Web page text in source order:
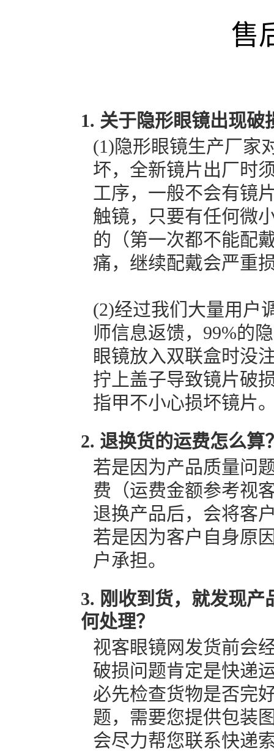
售
关于隐形眼镜出现破
(1)隐形眼镜生产厂家
坏，全新镜片出厂时
工序，一般不会有镜
触镜，只要有任何微
的（第一次都不能配
痛，继续配戴会严重
(2)经过我们大量用户
师信息返馈，99%的
眼镜放入双联盒时没
拧上盖子导致镜片破
指甲不小心损坏镜片
退换货的运费怎么算
若是因为产品质量问
费（运费金额参考视
退换产品后，会将客
若是因为客户自身原
户承担。
刚收到货，就发现
何处理？
视客眼镜网发货前会
破损问题肯定是快递
必先检查货物是否完
题，需要您提供包装
会尽力帮您联系快递